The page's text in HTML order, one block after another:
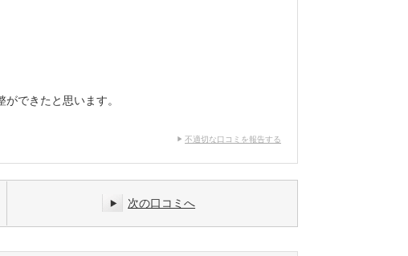
できたと思います。
不適切な口コミを報告する
次の口コミへ